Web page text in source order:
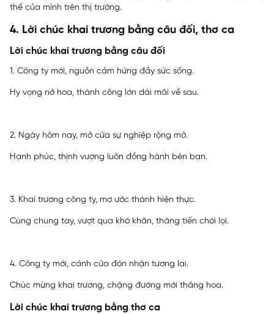
thế của mình trên thị trường.
4. Lời chúc khai trương bằng câu đối, thơ ca
Lời chúc khai trương bằng câu đối
1. Công ty mới, nguồn cảm hứng đầy sức sống.
Hy vọng nở hoa, thành công lớn dài mãi về sau.
2. Ngày hôm nay, mở cửa sự nghiệp rộng mở.
Hạnh phúc, thịnh vượng luôn đồng hành bên bạn.
3. Khai trương công ty, mơ ước thành hiện thực.
Cùng chung tay, vượt qua khó khăn, thăng tiến chói lọi.
4. Công ty mới, cánh cửa đón nhận tương lai.
Chúc mừng khai trương, chặng đường mới thăng hoa.
Lời chúc khai trương bằng thơ ca